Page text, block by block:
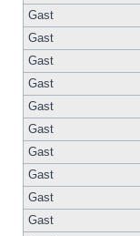
Gast
Gast
Gast
Gast
Gast
Gast
Gast
Gast
Gast
Gast